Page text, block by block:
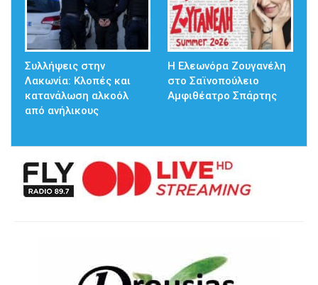
Συλλήψεις στην
Λακωνία: Κλοπές και
κατανάλωση αλκοόλ
από ανήλικους
Η Ελεωνόρα Ζουγανέλη
στο Σαϊνοπούλειο
Αμφιθέατρο Σπάρτης